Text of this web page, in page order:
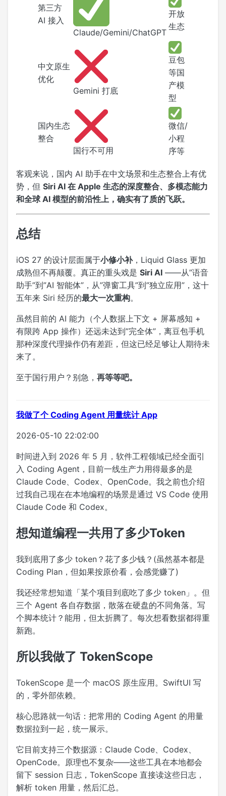
第三方
AI 接入
Claude/Gemini/ChatGPT
开放
生态
中文原生
优化
Gemini 打底
豆包
等国
产模
型
国内生态
整合
国行不可用
微信/
小程
序等
客观来说，国内 AI 助手在中文场景和生态整合上有优
势，但 Siri AI 在 Apple 生态的深度整合、多模态能力
和全球 AI 模型的前沿性上，确实有了质的飞跃。
总结
iOS 27 的设计层面属于小修小补，Liquid Glass 更加
成熟但不再颠覆。真正的重头戏是 Siri AI ——从”语音
助手”到”AI 智能体”，从”弹窗工具”到”独立应用”，这十
五年来 Siri 经历的最大一次重构。
虽然目前的 AI 能力（个人数据上下文 + 屏幕感知 +
有限跨 App 操作）还远未达到”完全体”，离豆包手机
那种深度代理操作仍有差距，但这已经足够让人期待未
来了。
至于国行用户？别急， 再等等吧。
我做了个 Coding Agent 用量统计 App
2026-05-10 22:02:00
时间进入到 2026 年 5 月，软件工程领域已经全面引
入 Coding Agent，目前一线生产力用得最多的是
Claude Code、Codex、OpenCode。我之前也介绍
过我自己现在在本地编程的场景是通过 VS Code 使用
Claude Code 和 Codex。
想知道编程一共用了多少Token
我到底用了多少 token？花了多少钱？(虽然基本都是
Coding Plan，但如果按原价看，会感觉赚了)
我还经常想知道「某个项目到底吃了多少 token」。但
三个 Agent 各自存数据，散落在硬盘的不同角落。写
个脚本统计？能用，但太折腾了。每次想看数据都得重
新跑。
所以我做了 TokenScope
TokenScope 是一个 macOS 原生应用。SwiftUI 写
的，零外部依赖。
核心思路就一句话：把常用的 Coding Agent 的用量
数据拉到一起，统一展示。
它目前支持三个数据源：Claude Code、Codex、
OpenCode。原理也不复杂——这些工具在本地都会
留下 session 日志，TokenScope 直接读这些日志，
解析 token 用量，然后汇总。